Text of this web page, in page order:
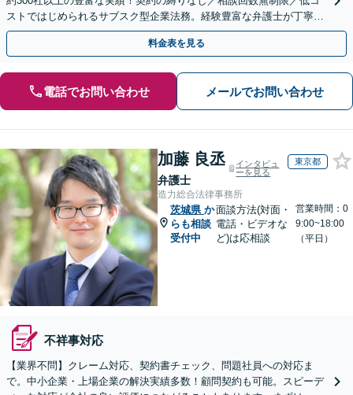
ストではじめられるサブスク型企業法務。経験豊富な弁護士が丁寧に
対応。【関東エリア対応】
料金表を見る
電話でお問い合わせ メールでお問い合わせ
加藤 良丞
弁護士
インタビュ
ーを見る
東京都
造力総合法律事務所
茨城県 か
らも相談
受付中
面談方法(対面・
電話・ビデオな
ど)は応相談
営業時間：0
9:00~18:00
（平日）
不祥事対応
【業界不問】クレーム対応、契約書チェック、問題社員への対応ま
で。中小企業・上場企業の解決実績多数！顧問契約も可能。スピーデ